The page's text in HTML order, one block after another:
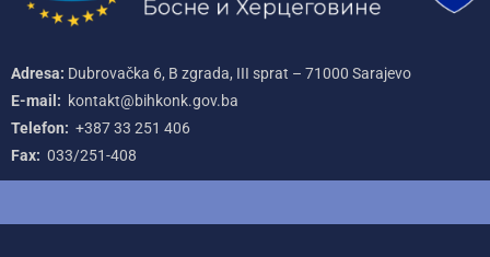
Adresa: Dubrovačka 6, B zgrada, III sprat – 71000‌ Sarajevo
E-mail: kontakt@bihkonk.gov.ba
Telefon: +387‌ 33‌ 251‌ 406
Fax: 033/251-408